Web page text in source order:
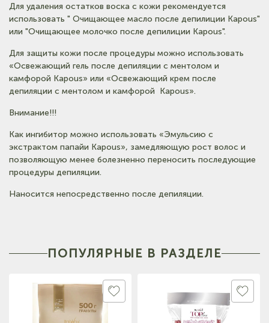
Для удаления остатков воска с кожи рекомендуется
использовать " Очищающее масло после депилиции Kapous"
или "Очищающее молочко после депилиции Kapous".
Для защиты кожи после процедуры можно использовать
«Освежающий гель после депиляции с ментолом и
камфорой Kapous» или «Освежающий крем после
депиляции с ментолом и камфорой Kapous».
Внимание!!!
Как ингибитор можно использовать «Эмульсию с
экстрактом папайи Kapous», замедляющую рост волос и
позволяющую менее болезненно переносить последующие
процедуры депиляции.
Наносится непосредственно после депиляции.
ПОПУЛЯРНЫЕ В РАЗДЕЛЕ